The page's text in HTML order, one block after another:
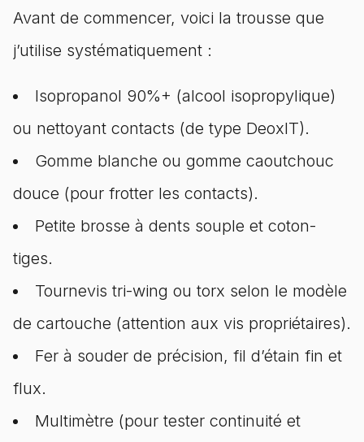
Avant de commencer, voici la trousse que
j’utilise systématiquement :
Isopropanol 90%+ (alcool isopropylique)
ou nettoyant contacts (de type DeoxIT).
Gomme blanche ou gomme caoutchouc
douce (pour frotter les contacts).
Petite brosse à dents souple et coton-
tiges.
Tournevis tri-wing ou torx selon le modèle
de cartouche (attention aux vis propriétaires).
Fer à souder de précision, fil d’étain fin et
flux.
Multimètre (pour tester continuité et